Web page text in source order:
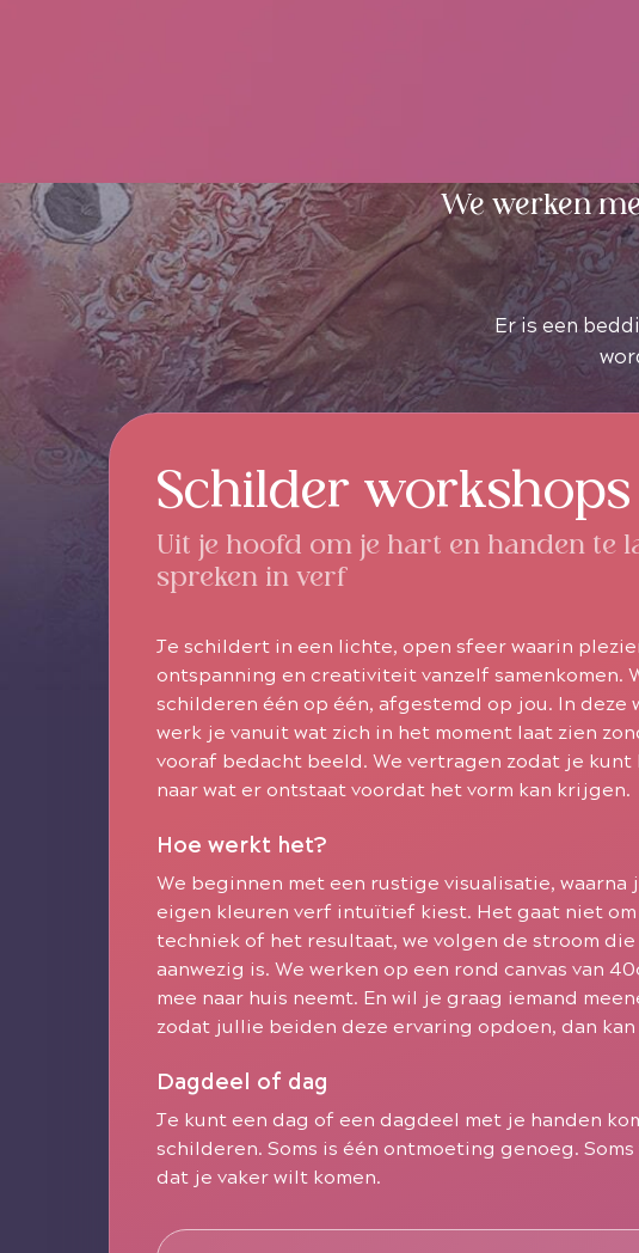
wordt wat
Schilder workshops
Je schildert in een lichte, open sfeer waarin
ontspanning en creativiteit vanzelf samenkomen.
schilderen één op één, afgestemd op jou. In deze
werk je vanuit wat zich in het moment laat zien
vooraf bedacht beeld. We vertragen zodat je kunt
naar wat er ontstaat voordat het vorm kan krijgen.
Uit je hoofd om je hart en handen te
spreken in verf
We beginnen met een rustige visualisatie, waarna
eigen kleuren verf intuïtief kiest. Het gaat niet om
techniek of het resultaat, we volgen de stroom die
aanwezig is. We werken op een rond canvas van
mee naar huis neemt. En wil je graag iemand
zodat jullie beiden deze ervaring opdoen, dan kan
Hoe werkt het?
Je kunt een dag of een dagdeel met je handen
schilderen. Soms is één ontmoeting genoeg.
dat je vaker wilt komen.
Dagdeel of dag